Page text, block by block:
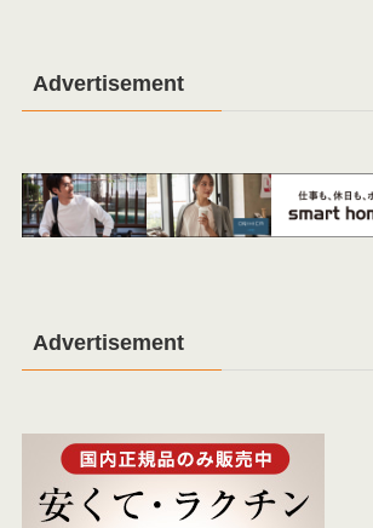
Advertisement
Advertisement